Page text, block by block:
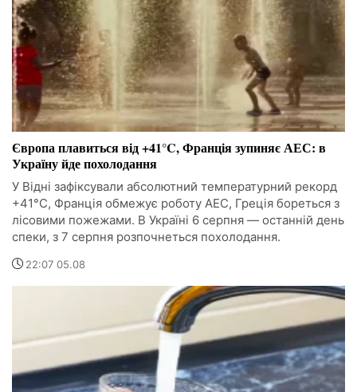
Європа плавиться від +41°C, Франція зупиняє АЕС: в
Україну йде похолодання
У Відні зафіксували абсолютний температурний рекорд
+41°C, Франція обмежує роботу АЕС, Греція бореться з
лісовими пожежами. В Україні 6 серпня — останній день
спеки, з 7 серпня розпочнеться похолодання.
22:07 05.08